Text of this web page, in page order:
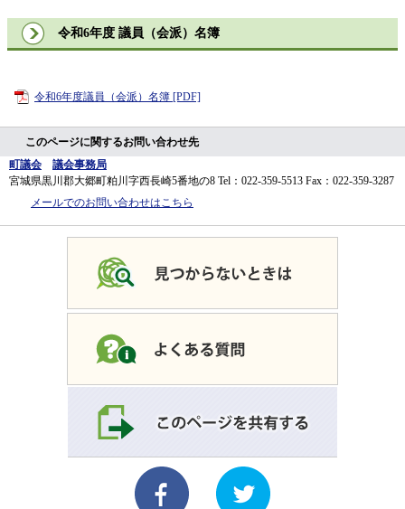
令和6年度 議員（会派）名簿
令和6年度議員（会派）名簿 [PDF]
このページに関するお問い合わせ先
町議会
議会事務局
宮城県黒川郡大郷町粕川字西長崎5番地の8 Tel：022-359-5513 Fax：022-359-3287
メールでのお問い合わせはこちら